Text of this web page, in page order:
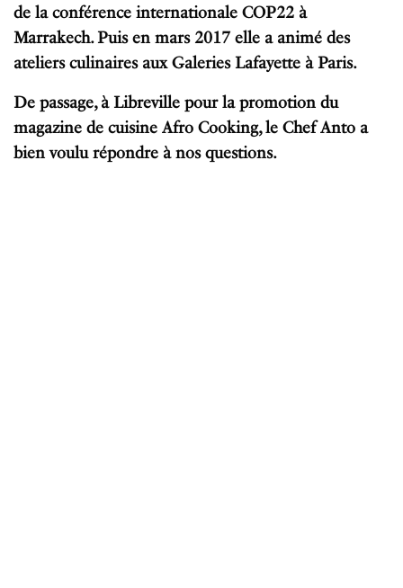
de la conférence internationale COP22 à
Marrakech. Puis en mars 2017 elle a animé des
ateliers culinaires aux Galeries Lafayette à Paris.
De passage, à Libreville pour la promotion du
magazine de cuisine Afro Cooking, le Chef Anto a
bien voulu répondre à nos questions.